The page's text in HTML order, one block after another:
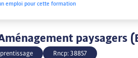
emploi pour cette formation
paysagers
Rncp: 38857